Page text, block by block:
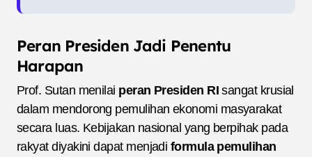
Peran Presiden Jadi Penentu
Harapan
Prof. Sutan menilai peran Presiden RI sangat krusial
dalam mendorong pemulihan ekonomi masyarakat
secara luas. Kebijakan nasional yang berpihak pada
rakyat diyakini dapat menjadi formula pemulihan